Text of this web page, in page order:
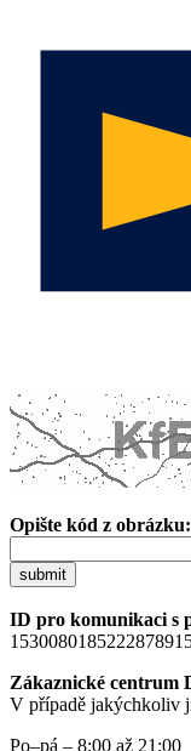
Opište kód z obrázku:
submit
ID pro komunikaci s
Zákaznické centrum
V případě jakýchkoliv
Po–pá – 8:00 až 21:00